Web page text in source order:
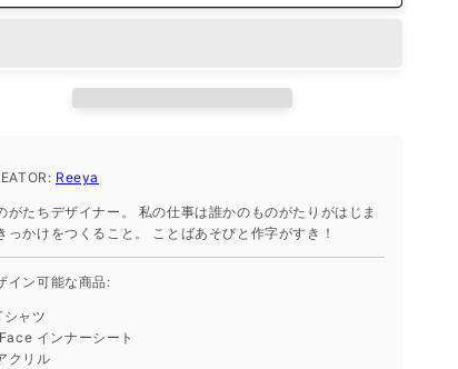
ナ
ー
の
量
増
す
Reeya
がたちデザイナー。 私の仕事は誰かのものがたりがはじま
っかけをつくること。 ことばあそびと作字がすき！
イン可能な商品:
シャツ
インナーシート
クリル